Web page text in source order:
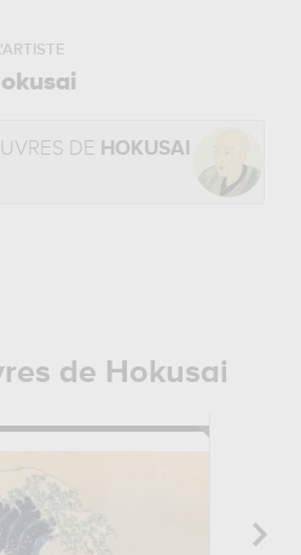
DE HOKUSAI
de Hokusai